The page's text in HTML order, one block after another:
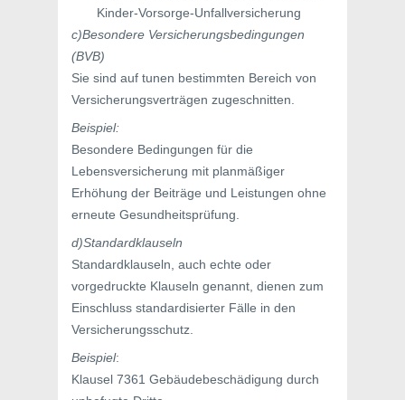
Kinder-Vorsorge-Unfallversicherung
c)Besondere Versicherungsbedingungen
(BVB)
Sie sind auf tunen bestimmten Bereich von
Versicherungsverträgen zugeschnitten.
Beispiel:
Besondere Bedingungen für die
Lebensversicherung mit planmäßiger
Erhöhung der Beiträge und Leistungen ohne
erneute Gesundheitsprüfung.
d)Standardklauseln
Standardklauseln, auch echte oder
vorgedruckte Klauseln genannt, dienen zum
Einschluss standardisierter Fälle in den
Versicherungsschutz.
Beispiel:
Klausel 7361 Gebäudebeschädigung durch